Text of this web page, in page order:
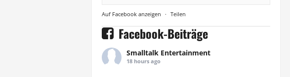
Auf Facebook anzeigen · Teilen
Facebook-Beiträge
Smalltalk Entertainment
18 hours ago